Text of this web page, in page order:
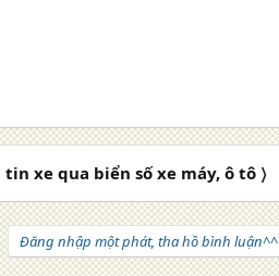
xe qua biển số xe máy, ô tô 〉
Đăng nhập một phát, tha hồ bình luận^^